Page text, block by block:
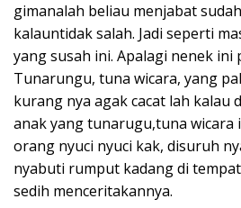
gimanalah beliau menjabat
kalauntidak salah. Jadi seperti
yang susah ini. Apalagi nenek ini
Tunarungu, tuna wicara, yang
kurang nya agak cacat lah kalau
anak yang tunarugu,tuna wicara
orang nyuci nyuci kak, disuruh
nyabuti rumput kadang di
sedih menceritakannya.